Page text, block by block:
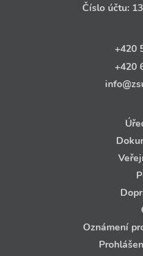
Číslo účtu:
+420
+420
Oznámení